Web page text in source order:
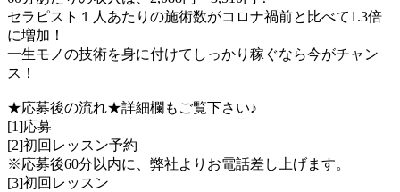
セラピスト１人あたりの施術数がコロナ禍前と比べて1.3倍
に増加！
一生モノの技術を身に付けてしっかり稼ぐなら今がチャン
ス！
★応募後の流れ★詳細欄もご覧下さい♪
[1]応募
[2]初回レッスン予約
※応募後60分以内に、弊社よりお電話差し上げます。
[3]初回レッスン